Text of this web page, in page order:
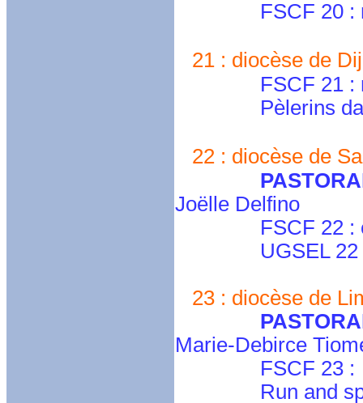
FSCF 20 :
21 : diocèse de
FSCF 21 :
Pèlerins
22 : diocèse de
Joëlle Delfino
FSCF 22 :
UGSEL 22
23 : diocèse de
Marie-Debirce
FSCF 23 :
Run and